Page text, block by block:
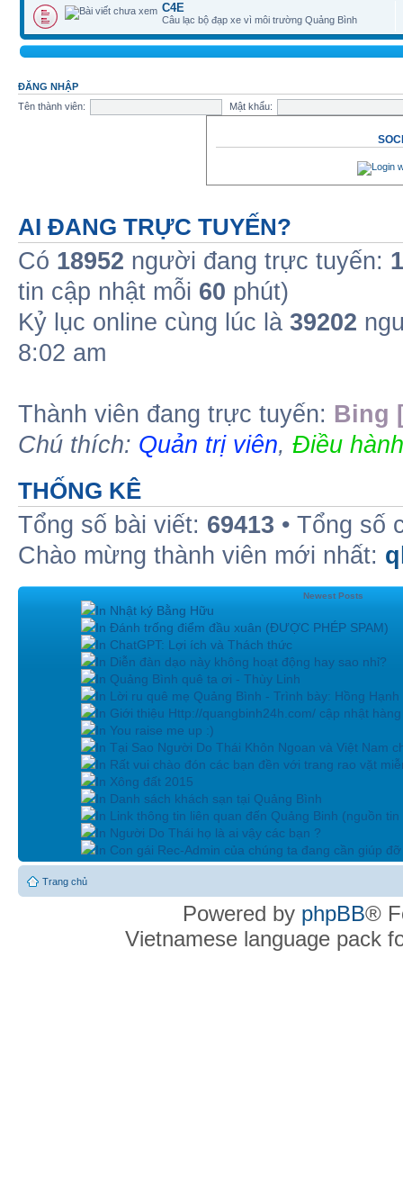
C4E
Câu lạc bộ đạp xe vì môi trường Quảng Bình
ĐĂNG NHẬP
Tên thành viên:
Mật khẩu:
AI ĐANG TRỰC TUYẾN?
Có 18952 người đang trực tuyến: 1
tin cập nhật mỗi 60 phút)
Kỷ lục online cùng lúc là 39202
8:02 am
Thành viên đang trực tuyến: Bing
Chú thích: Quản trị viên, Điều
THỐNG KÊ
Tổng số bài viết: 69413 • Tổng số
Chào mừng thành viên mới nhất:
Newest Posts
In Nhật ký Bằng Hữu
In Đánh trống điểm đầu xuân (ĐƯỢC PHÉP SPAM)
In ChatGPT: Lợi ích và Thách thức
In Diễn đàn dạo này không hoạt động hay sao nhỉ?
In Quảng Bình quê ta ơi - Thùy Linh
In Lời ru quê mẹ Quảng Bình - Trình bày: Hồng Hạnh
In Giới thiệu Http://quangbinh24h.com/ cập nhật
In You raise me up :)
In Tại Sao Người Do Thái Khôn Ngoan và Việt Nam
In Rất vui chào đón các bạn đền với trang rao vặt
In Xông đất 2015
In Danh sách khách sạn tại Quảng Bình
In Link thông tin liên quan đến Quảng Binh (nguồn tin
In Người Do Thái họ là ai vậy các bạn ?
In Con gái Rec-Admin của chúng ta đang cần giúp
Trang chủ
Powered by phpBB®
Vietnamese language pack